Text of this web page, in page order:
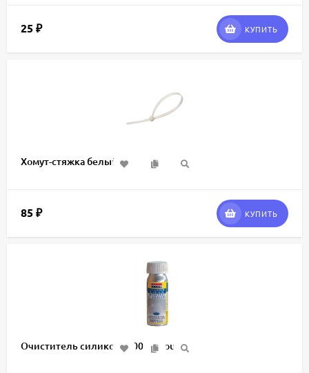
25 ₽ КУПИТЬ
Хомут-стяжка белый
85 ₽ КУПИТЬ
Очиститель силикона 100мл Soudal